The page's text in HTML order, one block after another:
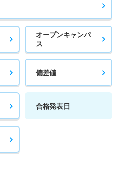
オープンキャンパ
ス
偏差値
合格発表日